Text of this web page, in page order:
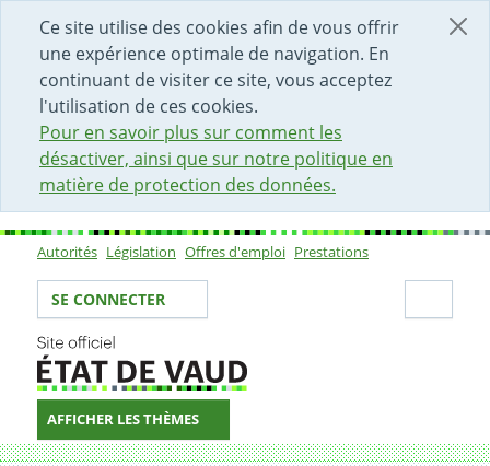
Ce site utilise des cookies afin de vous offrir
une expérience optimale de navigation. En
continuant de visiter ce site, vous acceptez
l'utilisation de ces cookies.
Pour en savoir plus sur comment les
désactiver, ainsi que sur notre politique en
matière de protection des données.
DÉBUT DU CONTENU DE LA PAGE
ACCÈS AU CHAMP DE RECHERCHE
PAGE D'ACCUEIL
FORMULAIRE DE CONTACT
Sous-navigation
Autorités Législation Offres d'emploi Prestations
Votre identité
SE CONNECTER
AFFICHER LES THÈMES